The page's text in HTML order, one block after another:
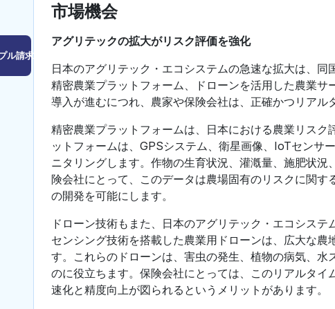
ル請求はこちら
市場機会
アグリテックの拡大がリスク評価を強化
日本のアグリテック・エコシステムの急速な拡大は、同
精密農業プラットフォーム、ドローンを活用した農業
導入が進むにつれ、農家や保険会社は、正確かつリアル
精密農業プラットフォームは、日本における農業リス
ットフォームは、GPSシステム、衛星画像、IoTセンサ
ニタリングします。作物の生育状況、灌漑量、施肥状
険会社にとって、このデータは農場固有のリスクに関
の開発を可能にします。
ドローン技術もまた、日本のアグリテック・エコシス
センシング技術を搭載した農業用ドローンは、広大な
す。これらのドローンは、害虫の発生、植物の病気、
のに役立ちます。保険会社にとっては、このリアルタ
速化と精度向上が図られるというメリットがあります。